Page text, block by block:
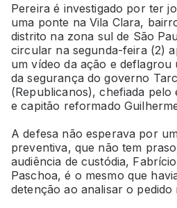
Pereira é investigado por ter
uma ponte na Vila Clara,
distrito na zona sul de São
circular na segunda-feira (2)
um vídeo da ação e deflagrou
da segurança do governo
(Republicanos), chefiada pelo
e capitão reformado
A defesa não esperava por
preventiva, que não tem
audiência de custódia,
Paschoa, é o mesmo que
detenção ao analisar o